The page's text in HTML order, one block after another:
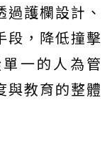
護欄設計、
段，降低撞擊
一的人為管
與教育的整體